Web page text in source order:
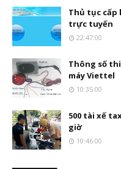
Thủ tục cấp
trực tuyến
22:47:00
Thông số
máy Viettel
10:35:00
500 tài xế
giờ
10:46:00